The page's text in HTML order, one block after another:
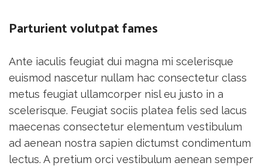
Parturient volutpat fames
Ante iaculis feugiat dui magna mi scelerisque
euismod nascetur nullam hac consectetur class
metus feugiat ullamcorper nisl eu justo in a
scelerisque. Feugiat sociis platea felis sed lacus
maecenas consectetur elementum vestibulum
ad aenean nostra sapien dictumst condimentum
lectus. A pretium orci vestibulum aenean semper